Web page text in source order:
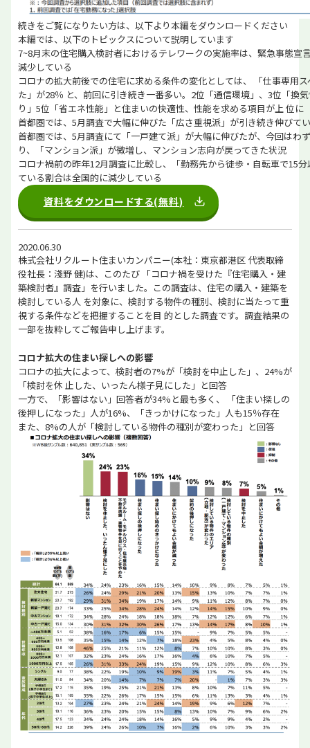
続きをご覧になりたい方は、以下より本編をダウンロードください
本編では、以下のトピックスについて説明しています
7~8月末の住宅購入検討者におけるテレワークの実施率は、緊急事態宣
減少している
コロナの拡大前後での住宅に求める条件の変化としては、 「仕事専用
た」が28％ と、前回に引き続き一番多い。2位「通信環境」、3位「換
り」5位「省エネ性能」と住まいの快適性、性能を求める項目が上 位に
首都圏では、5月調査で大幅に伸びた「広さ重視派」が引き続き伸びて
首都圏では、5月調査にて「一戸建て派」が大幅に伸びたが、今回はわ
り、「マンション派」が微増し、マンション志向が戻ってきた状況
コロナ禍前の昨年12月調査に比較し、「勤務先から徒歩・自転車で15
ている割合は全国的に減少している
資料をダウンロードする(無料)
2020.06.30
株式会社リクルート住まいカンパニー(本社：東京都港区 代表取締
役社長：淺野 健)は、このたび 「コロナ禍を受けた『住宅購入・建
築検討者』調査」を行いました。この調査は、住宅の購入・建築を
検討している人 を対象に、検討する物件の種別、検討に当たって重
視する条件などを把握することを目 的とした調査です。調査結果の
一部を抜粋してご報告申し上げます。
コロナ拡大の住まい探しへの影響
コロナの拡大によって、検討者の7%が「検討を中止した」、24%が
「検討を休 止した、いったん様子見にした」と回答
一方で、「影響はない」回答者が34%と最も多く、 「住まい探しの
後押しになった」人が16%、「きっかけになった」人も15％存在
また、8%の人が「検討している物件の種別が変わった」と回答